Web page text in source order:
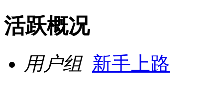
活跃概况
用户组 新手上路